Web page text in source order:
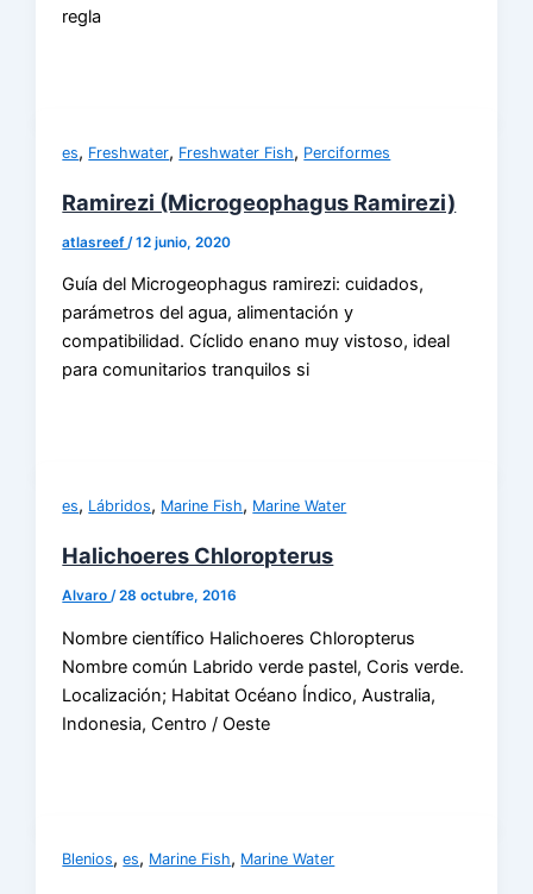
regla
es, Freshwater, Freshwater Fish, Perciformes
Ramirezi (Microgeophagus Ramirezi)
atlasreef /12 junio, 2020
Guía del Microgeophagus ramirezi: cuidados,
parámetros del agua, alimentación y
compatibilidad. Cíclido enano muy vistoso, ideal
para comunitarios tranquilos si
es, Lábridos, Marine Fish, Marine Water
Halichoeres Chloropterus
Alvaro/28 octubre, 2016
Nombre científico Halichoeres Chloropterus
Nombre común Labrido verde pastel, Coris verde.
Localización; Habitat Océano Índico, Australia,
Indonesia, Centro / Oeste
Blenios,es, Marine Fish, Marine Water